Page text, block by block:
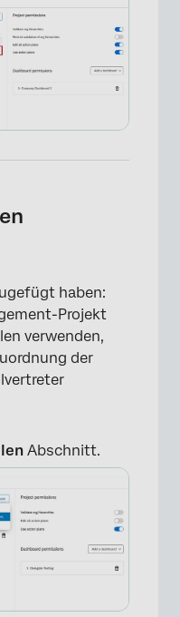
×
haben:
Projekt
verwenden,
der
Abschnitt.